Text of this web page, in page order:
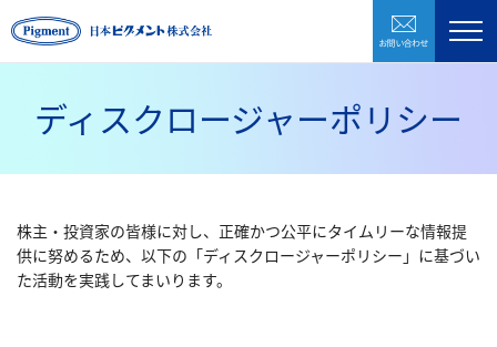
製品紹介
研究開発
採用情報
ディスクロージャーポリシー
株主・投資家の皆様に対し、正確かつ公平にタイムリーな情報提
供に努めるため、以下の「ディスクロージャーポリシー」に基づい
た活動を実践してまいります。